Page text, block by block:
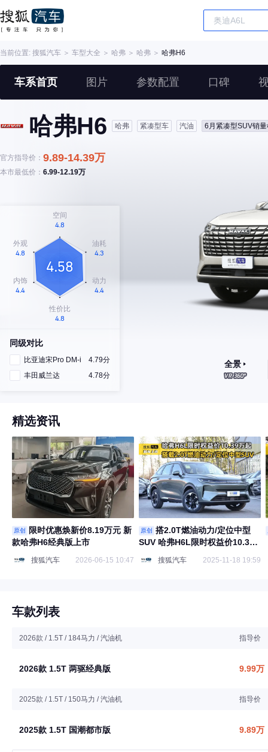
当前位置: 搜狐汽车 ＞ 车型大全 ＞ 哈弗 ＞ 哈弗 ＞ 哈弗H6
车系首页 图片 参数配置 口碑
哈弗H6 哈弗 紧凑型车 汽油 6月紧凑型SUV销
官方指导价： 9.89-14.39万
本市最低价： 6.99-12.19万
同级对比
比亚迪宋Pro DM-i
4.79分
丰田威兰达
4.78分
全景
精选资讯
原创
限时优惠焕新价8.19万元 新
款哈弗H6经典版上市
搜狐汽车 2026-06-15 10:47
原创
搭2.0T燃油动力/定位中型
SUV 哈弗H6L限时权益价10.39
搜狐汽车 2025-11-18 19:59
车款列表
2026款 / 1.5T / 184马力 / 汽油机 指导价
2026款 1.5T 两驱经典版 9.99万
2025款 / 1.5T / 150马力 / 汽油机 指导价
2025款 1.5T 国潮都市版 9.89万